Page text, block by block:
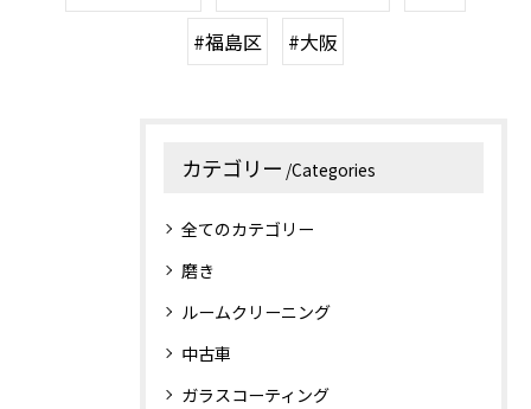
#福島区
#大阪
カテゴリー Categories
全てのカテゴリー
磨き
ルームクリーニング
中古車
ガラスコーティング